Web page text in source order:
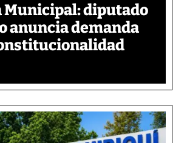
Municipal: diputado
anuncia demanda